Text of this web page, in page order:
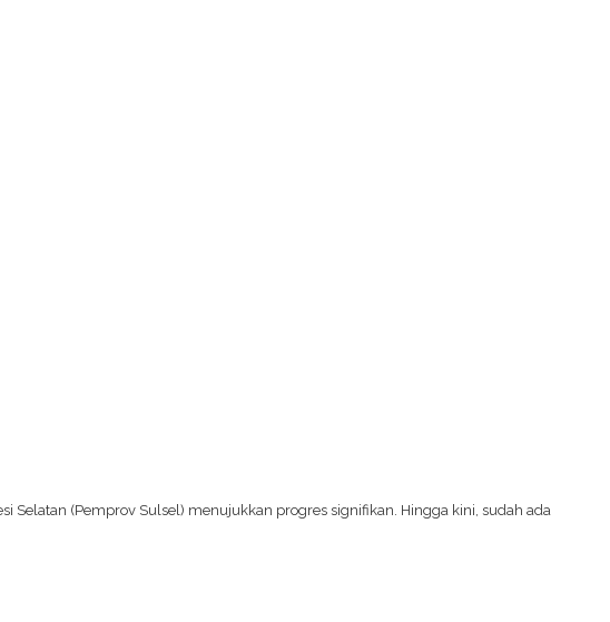
Selatan (Pemprov Sulsel) menujukkan progres signifikan. Hingga kini, sudah ada